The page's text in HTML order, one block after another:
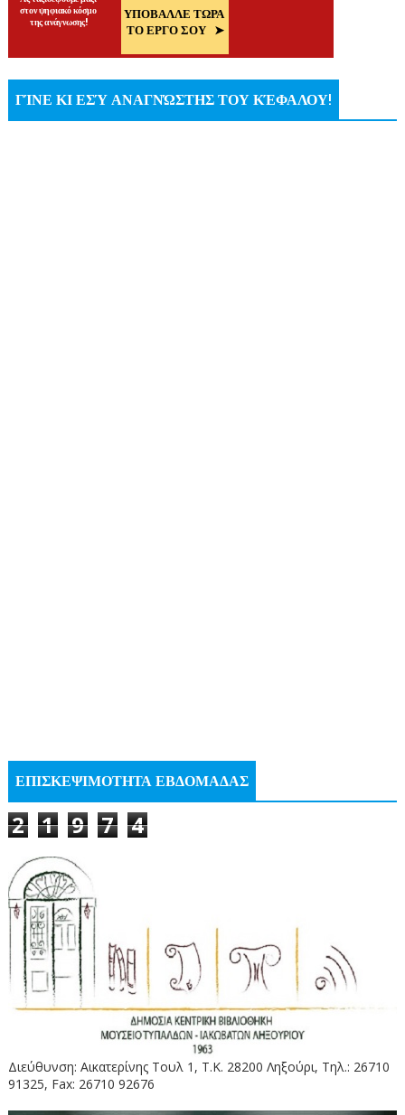
ΓΊΝΕ ΚΙ ΕΣΎ ΑΝΑΓΝΏΣΤΗΣ ΤΟΥ ΚΈΦΑΛΟΥ!
ΕΠΙΣΚΕΨΙΜΟΤΗΤΑ ΕΒΔΟΜΑΔΑΣ
2 1 9 7 4
Διεύθυνση: Αικατερίνης Τουλ 1, Τ.Κ. 28200 Ληξούρι, Τηλ.: 26710
91325, Fax: 26710 92676